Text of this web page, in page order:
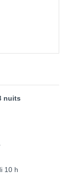
nuits
10 h